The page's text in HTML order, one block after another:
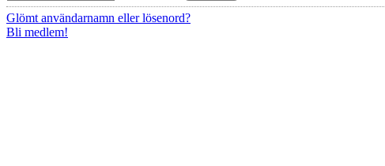
Glömt användarnamn eller lösenord?
Bli medlem!